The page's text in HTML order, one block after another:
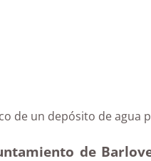
de un depósito
de